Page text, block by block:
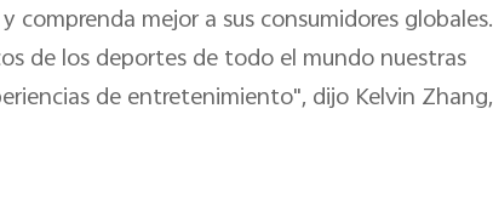
mejor a sus consumidores globales.
de los deportes de todo el mundo nuestras
de entretenimiento", dijo Kelvin Zhang,